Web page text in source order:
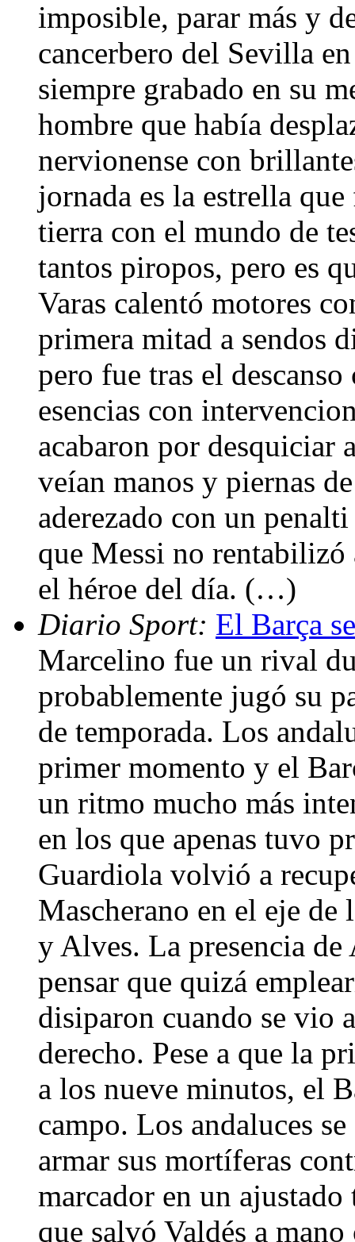
imposible, parar más y
cancerbero del Sevilla
siempre grabado en su
hombre que había
nervionense con
jornada es la estrella
tierra con el mundo de
tantos piropos, pero es
Varas calentó motores
primera mitad a sendos
pero fue tras el
esencias con
acabaron por desquiciar
veían manos y piernas
aderezado con un
que Messi no
el héroe del día. (…)
Diario Sport: El Barça
Marcelino fue un rival
probablemente jugó su
de temporada. Los
primer momento y el
un ritmo mucho más
en los que apenas tuvo
Guardiola volvió a
Mascherano en el eje
y Alves. La presencia
pensar que quizá
disiparon cuando se vio
derecho. Pese a que la
a los nueve minutos, el
campo. Los andaluces
armar sus mortíferas
marcador en un
que salvó Valdés a